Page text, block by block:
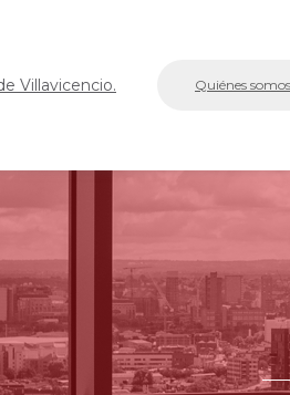
Open submenu
Open submenu
Quiénes somos